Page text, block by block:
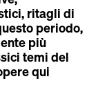
ritagli di
periodo,
più
temi del
qui